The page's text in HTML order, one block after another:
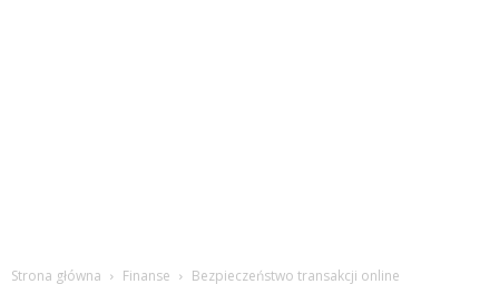
Strona główna Finanse Bezpieczeństwo transakcji online